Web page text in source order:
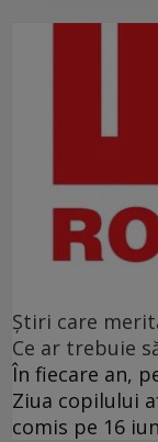
Ştiri care
Ce ar trebuie
În fiecare an,
Ziua copilului
comis pe 16